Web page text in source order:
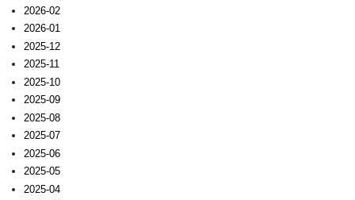
2026-02
2026-01
2025-12
2025-11
2025-10
2025-09
2025-08
2025-07
2025-06
2025-05
2025-04